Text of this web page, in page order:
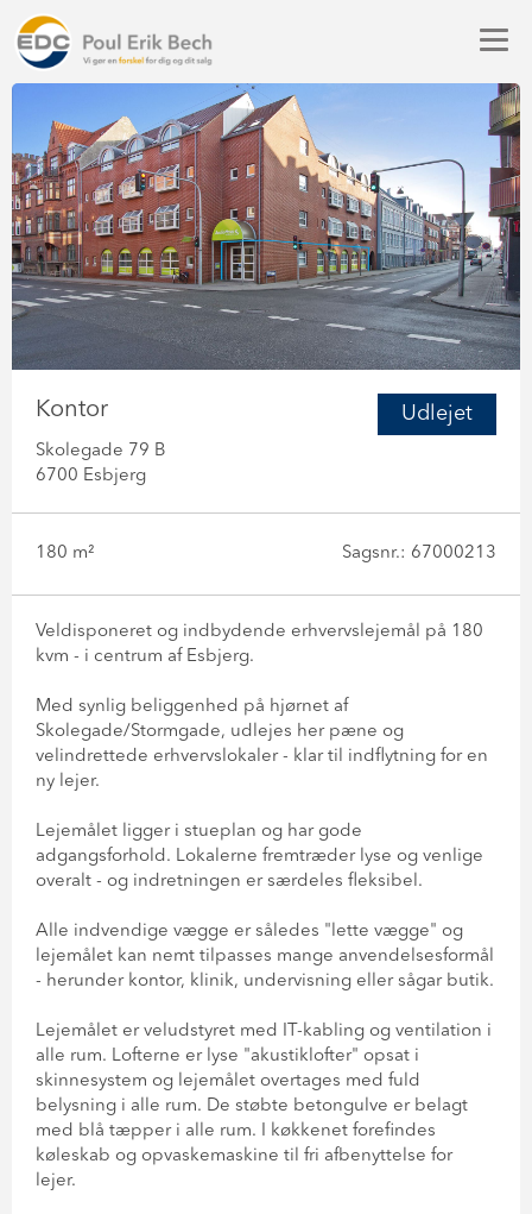
Udlejet
Kontor
Skolegade 79 B
6700 Esbjerg
180 m² Sagsnr.: 67000213
Veldisponeret og indbydende erhvervslejemål på 180
kvm - i centrum af Esbjerg.
Med synlig beliggenhed på hjørnet af
Skolegade/Stormgade, udlejes her pæne og
velindrettede erhvervslokaler - klar til indflytning for en
ny lejer.
Lejemålet ligger i stueplan og har gode
adgangsforhold. Lokalerne fremtræder lyse og venlige
overalt - og indretningen er særdeles fleksibel.
Alle indvendige vægge er således "lette vægge" og
lejemålet kan nemt tilpasses mange anvendelsesformål
- herunder kontor, klinik, undervisning eller sågar butik.
Lejemålet er veludstyret med IT-kabling og ventilation i
alle rum. Lofterne er lyse "akustiklofter" opsat i
skinnesystem og lejemålet overtages med fuld
belysning i alle rum. De støbte betongulve er belagt
med blå tæpper i alle rum. I køkkenet forefindes
køleskab og opvaskemaskine til fri afbenyttelse for
lejer.